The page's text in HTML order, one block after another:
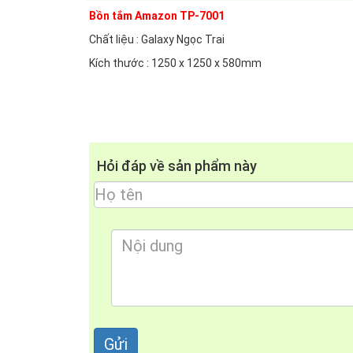
- Được sản xuất trên công nghệ dây truyền
- Bồn tắm Amazon TP-7001 không những giúp
Bồn tắm Amazon TP-7001
Chất liệu : Galaxy Ngọc Trai
Kích thước : 1250 x 1250 x 580mm
Hỏi đáp về sản phẩm này